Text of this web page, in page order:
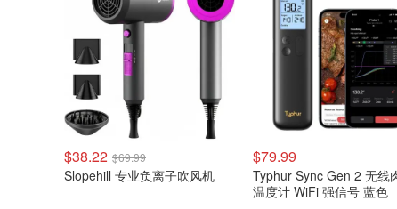
$38.22 $69.99
Slopehill 专业负离子吹风机
$79.99
Typhur Sync Gen 2 无线
温度计 WiFi 强信号 蓝色